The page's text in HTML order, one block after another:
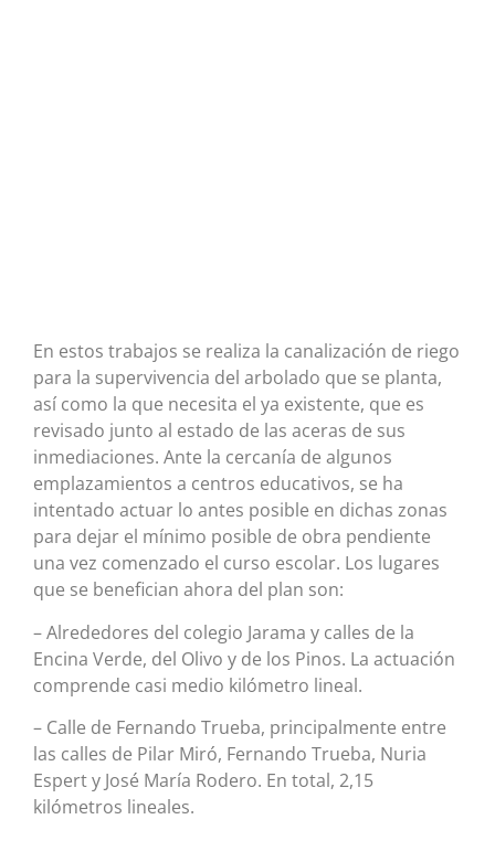
En estos trabajos se realiza la canalización de riego
para la supervivencia del arbolado que se planta,
así como la que necesita el ya existente, que es
revisado junto al estado de las aceras de sus
inmediaciones. Ante la cercanía de algunos
emplazamientos a centros educativos, se ha
intentado actuar lo antes posible en dichas zonas
para dejar el mínimo posible de obra pendiente
una vez comenzado el curso escolar. Los lugares
que se benefician ahora del plan son:
– Alrededores del colegio Jarama y calles de la
Encina Verde, del Olivo y de los Pinos. La actuación
comprende casi medio kilómetro lineal.
– Calle de Fernando Trueba, principalmente entre
las calles de Pilar Miró, Fernando Trueba, Nuria
Espert y José María Rodero. En total, 2,15
kilómetros lineales.